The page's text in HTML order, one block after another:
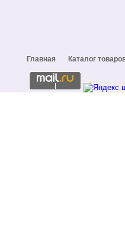
Главная Каталог